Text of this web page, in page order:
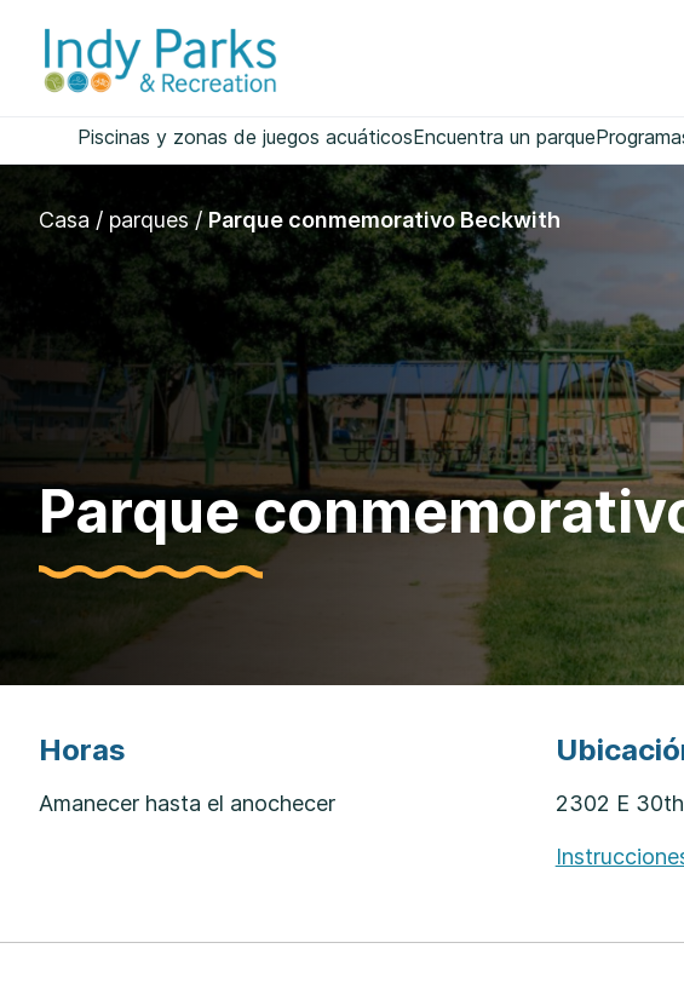
contenido
Piscinas y zonas de juegos acuáticosEncuentra un parque
Casa / parques/ Parque conmemorativo Beckwith
Parque
Horas
Amanecer hasta el anochecer 2302 E